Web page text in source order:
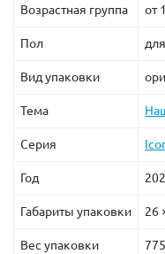
Возрастная группа от
Пол
Вид упаковки
Тема
Серия
Год
Габариты упаковки 26
Вес упаковки